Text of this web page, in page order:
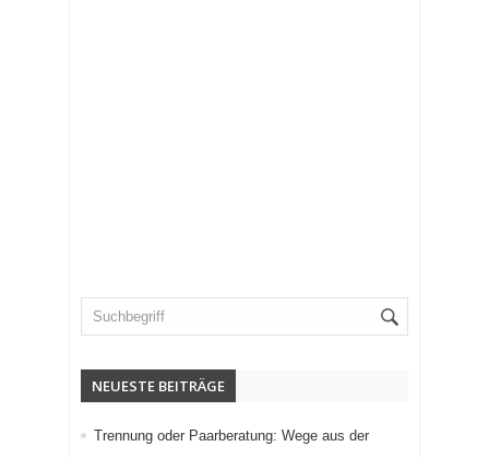
NEUESTE BEITRÄGE
Trennung oder Paarberatung: Wege aus der